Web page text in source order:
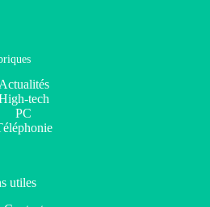
Actualités
tech
PC
utiles